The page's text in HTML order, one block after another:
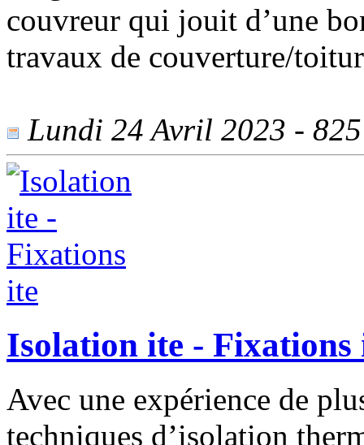
couvreur qui jouit d’une
travaux de couverture/
Lundi 24 Avril 2023 -
Isolation ite - Fixations
Avec une expérience de
techniques d’isolation